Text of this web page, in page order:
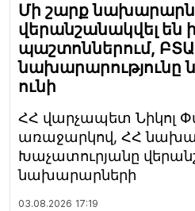
Մի շարք
վերանշանակվել են
պաշտոններում, ԲՏԱ
նախարարությունը
ունի
ՀՀ վարչապետ Նիկոլ
առաջարկով, ՀՀ
Խաչատուրյանը
նախարարների
03.08.2026 17:19